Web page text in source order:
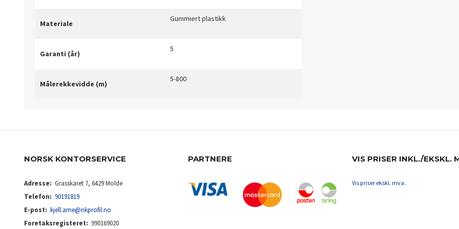
Materiale
Gummiert plastikk
Garanti (år)
5
Målerekkevidde (m)
5-800
NORSK KONTORSERVICE
Adresse: Grasskaret 7, 6429 Molde
Telefon: 90191819
E-post: kjell.arne@nkprofil.no
Foretaksregisteret: 990169020
PARTNERE VIS PRISER INKL./EKSKL.
Vis priser ekskl. mva.